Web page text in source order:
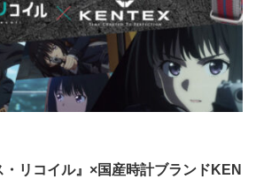
リコイル』×国産時計ブランドKEN